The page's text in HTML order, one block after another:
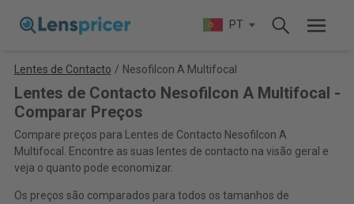
PT
Lentes de Contacto / Nesofilcon A Multifocal
Lentes de Contacto Nesofilcon A Multifocal -
Comparar Preços
Compare preços para Lentes de Contacto Nesofilcon A
Multifocal. Encontre as suas lentes de contacto na visão geral e
veja o quanto pode economizar.
Os preços são comparados para todos os tamanhos de